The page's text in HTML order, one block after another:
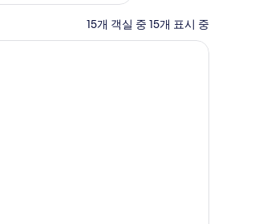
15개 객실 중 15개 표시 중
고급 침구, 객실 내 금고, 책상, 노트북 작업 공간